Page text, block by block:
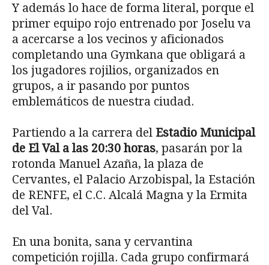
Y además lo hace de forma literal, porque el
primer equipo rojo entrenado por Joselu va
a acercarse a los vecinos y aficionados
completando una Gymkana que obligará a
los jugadores rojilios, organizados en
grupos, a ir pasando por puntos
emblemáticos de nuestra ciudad.
Partiendo a la carrera del Estadio Municipal
de El Val a las 20:30 horas, pasarán por la
rotonda Manuel Azaña, la plaza de
Cervantes, el Palacio Arzobispal, la Estación
de RENFE, el C.C. Alcalá Magna y la Ermita
del Val.
En una bonita, sana y cervantina
competición rojilla. Cada grupo confirmará